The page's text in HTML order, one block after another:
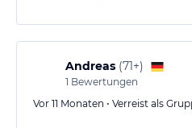
Andreas (71+)
1 Bewertungen
Vor 11 Monaten • Verreist als